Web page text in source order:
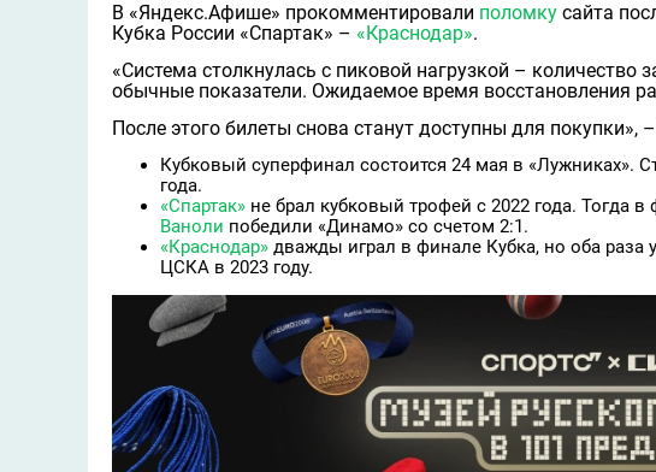
В «Яндекс.Афише» прокомментировали поломку сайта
Кубка России «Спартак» – «Краснодар».
«Система столкнулась с пиковой нагрузкой – количество
обычные показатели. Ожидаемое время восстановления
После этого билеты снова станут доступны для
Кубковый суперфинал состоится 24 мая в «Лужниках».
года.
«Спартак» не брал кубковый трофей с 2022 года. Тогда
Ваноли победили «Динамо» со счетом 2:1.
«Краснодар» дважды играл в финале Кубка, но оба раза
ЦСКА в 2023 году.